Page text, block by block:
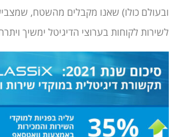
ובעולם כולו) שאנו מקבלים מהשטח,
לשירות לקוחות בערוצי הדיגיטל ימשיך